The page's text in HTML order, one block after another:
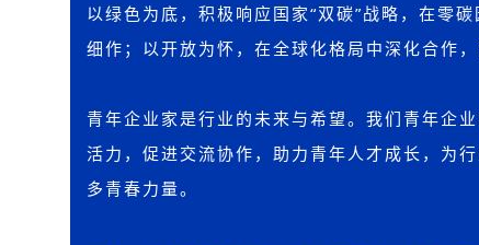
以绿色为底，积极响应国家“双碳”战略，在零
细作；以开放为怀，在全球化格局中深化合作
青年企业家是行业的未来与希望。我们青年企
活力，促进交流协作，助力青年人才成长，为
多青春力量。